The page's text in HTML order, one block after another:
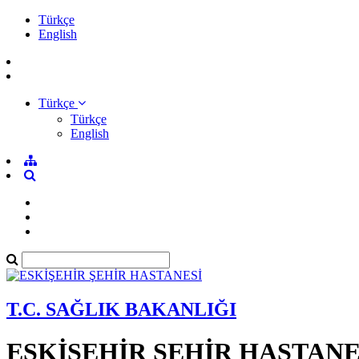
Türkçe
English
Türkçe
Türkçe
English
T.C. SAĞLIK BAKANLIĞI
ESKİŞEHİR ŞEHİR